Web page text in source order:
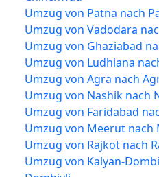
Umzug von Patna nach
Umzug von Vadodara
Umzug von Ghaziabad
Umzug von Ludhiana
Umzug von Agra nach
Umzug von Nashik nach
Umzug von Faridabad
Umzug von Meerut nach
Umzug von Rajkot nach
Umzug von Kalyan-